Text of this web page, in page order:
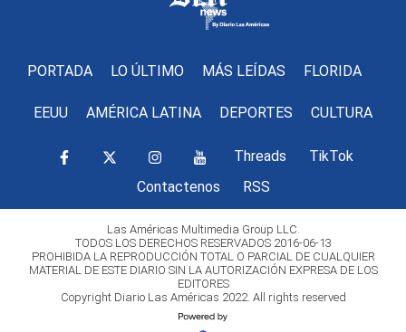
PORTADA LO ÚLTIMO MÁS LEÍDAS FLORIDA
EEUU AMÉRICA LATINA DEPORTES CULTURA
Threads
TikTok
Contactenos
RSS
Las Américas Multimedia Group LLC.
TODOS LOS DERECHOS RESERVADOS 2016-06-13
PROHIBIDA LA REPRODUCCIÓN TOTAL O PARCIAL DE CUALQUIER
MATERIAL DE ESTE DIARIO SIN LA AUTORIZACIÓN EXPRESA DE LOS
EDITORES
Copyright Diario Las Américas 2022. All rights reserved